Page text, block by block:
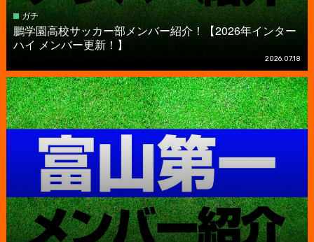
ガチ
鵬学園高校サッカー部メンバー紹介！【2026年インター
ハイ メンバー更新！】
2026.07.18